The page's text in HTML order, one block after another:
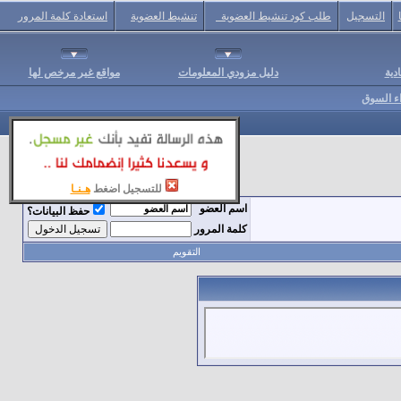
للتسجيل اضغط هـنـا
التسجيل طلب كود تنشيط العضوية تنشيط العضوية استعادة كلمة المرور
دليل مزودي المعلومات مواقع غير مرخص لها
السوق
اسم العضو
حفظ البيانات؟
كلمة المرور
التقويم